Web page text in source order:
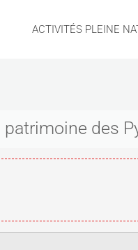
ACTIVITÉS PLEINE
des